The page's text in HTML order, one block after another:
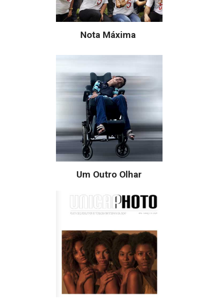
Nota Máxima
Um Outro Olhar